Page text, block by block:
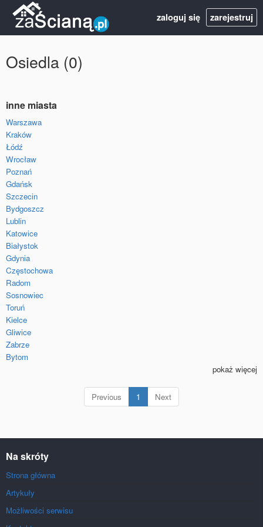
zaloguj się zarejestruj
Osiedla (0)
inne miasta
Warszawa
Kraków
Łódź
Wrocław
Poznań
Gdańsk
Szczecin
Bydgoszcz
Lublin
Katowice
Białystok
Gdynia
Częstochowa
Radom
Sosnowiec
Toruń
Kielce
Gliwice
Zabrze
Bytom
pokaż więcej
Previous 1 (current)
Next
Na skróty
Strona główna
Artykuły
Możliwości serwisu